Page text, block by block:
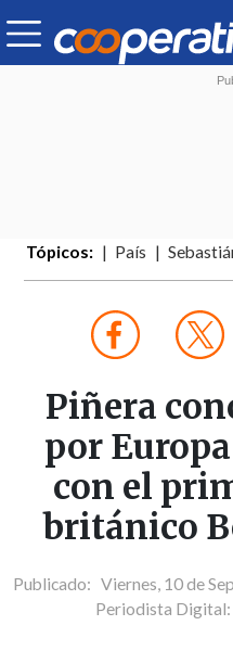
Tópicos: País
Piñera
por
con el
británico
Publicado: Viernes, 10 de
Periodista Digital: